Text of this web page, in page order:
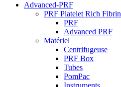
Advanced-PRF
PRF Platelet Rich Fibrin
PRF
Advanced PRF
Matériel
Centrifugeuse
PRF Box
Tubes
PomPac
Instruments